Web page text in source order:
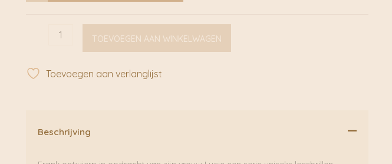
Eyedentity
aantal
TOEVOEGEN AAN WINKELWAGEN
Toevoegen aan verlanglijst
Beschrijving